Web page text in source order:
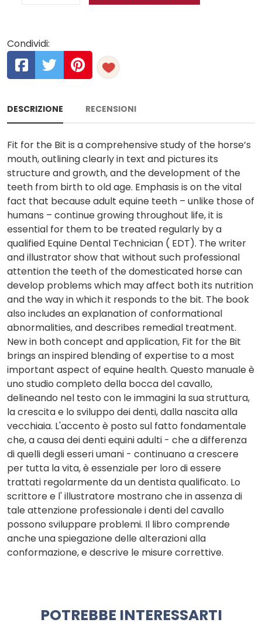
Condividi:
DESCRIZIONE RECENSIONI
Fit for the Bit is a comprehensive study of the horse’s
mouth, outlining clearly in text and pictures its
structure and growth, and the development of the
teeth from birth to old age. Emphasis is on the vital
fact that because adult equine teeth – unlike those of
humans – continue growing throughout life, it is
essential for them to be treated regularly by a
qualified Equine Dental Technician ( EDT). The writer
and illustrator show that without such professional
attention the teeth of the domesticated horse can
develop problems which may affect both its nutrition
and the way in which it responds to the bit. The book
also includes an explanation of conformational
abnormalities, and describes remedial treatment.
New in both concept and application, Fit for the Bit
brings an inspired blending of expertise to a most
important aspect of equine health. Questo manuale è
uno studio completo della bocca del cavallo,
delineando nel testo con le immagini la sua struttura,
la crescita e lo sviluppo dei denti, dalla nascita alla
vecchiaia. L'accento è posto sul fatto fondamentale
che, a causa dei denti equini adulti - che a differenza
di quelli degli esseri umani - continuano a crescere
per tutta la vita, è essenziale per loro di essere
trattati regolarmente da un dentista qualificato. Lo
scrittore e l' illustratore mostrano che in assenza di
tale attenzione professionale i denti del cavallo
possono sviluppare problemi. Il libro comprende
anche una spiegazione delle alterazioni alla
conformazione, e descrive le misure correttive.
POTREBBE INTERESSARTI